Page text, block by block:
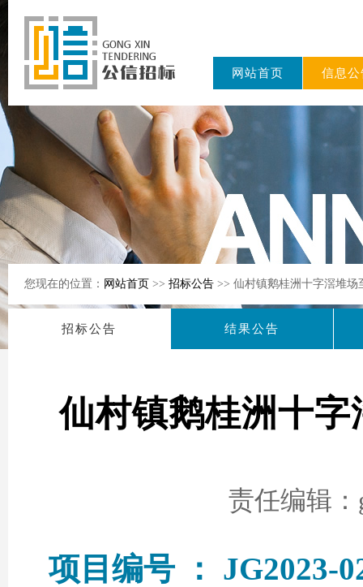
东公信招标
有限公司
网站首页 信息公
您现在的位置： 网站首页 >> 招标公告 >> 仙村镇鹅桂洲十字滘堆
招标公告 结果公告
仙村镇鹅桂洲十
责任编辑
项目编号 ： JG2023-